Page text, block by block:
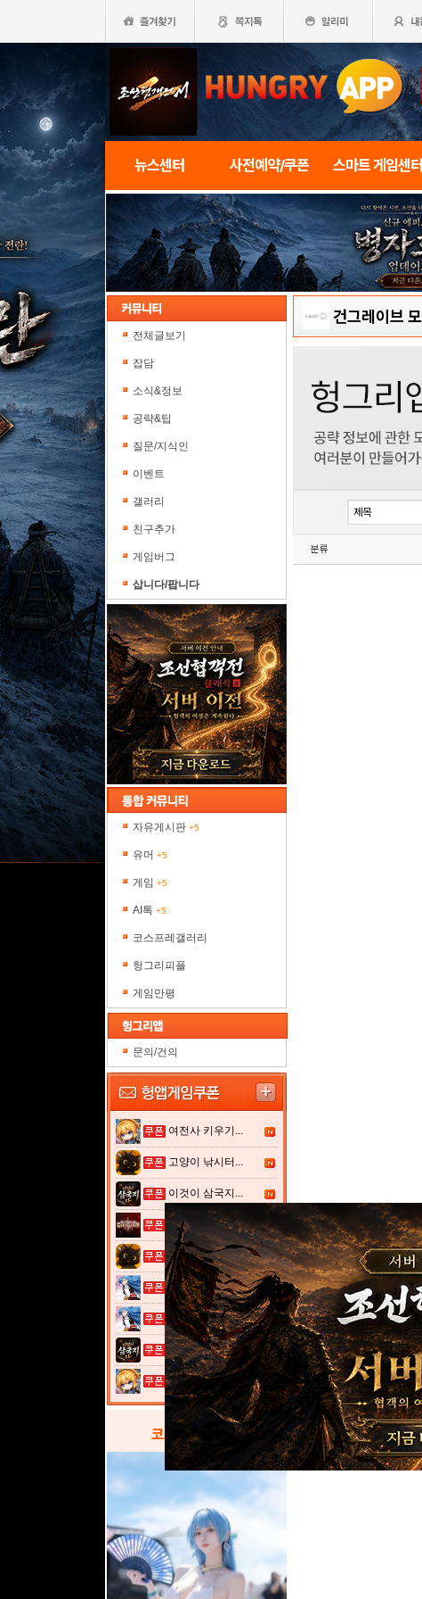
뉴스센터 사전예약/쿠폰 스마트 게임센터
전체글보기
잡담
소식&정보
공략&팁
질문/지식인
이벤트
갤러리
친구추가
게임버그
삽니다/팝니다
자유게시판 +5
유머 +5
게임 +5
AI톡 +5
코스프레갤러리
헝그리피플
게임만평
문의/건의
여전사 키우기...
고양이 낚시터...
이것이 삼국지...
그레이 사가
고양이 낚시터...
열혈강호: 넥...
열혈강호: 넥...
이것이 삼국지...
여전사 키우기...
코스프레 갤러리
건그레이브
분류